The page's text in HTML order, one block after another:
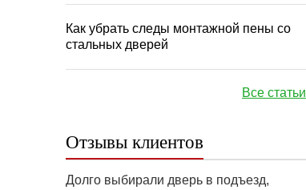
Как убрать следы монтажной пены со
стальных дверей
Все статьи
Отзывы клиентов
Долго выбирали дверь в подъезд,